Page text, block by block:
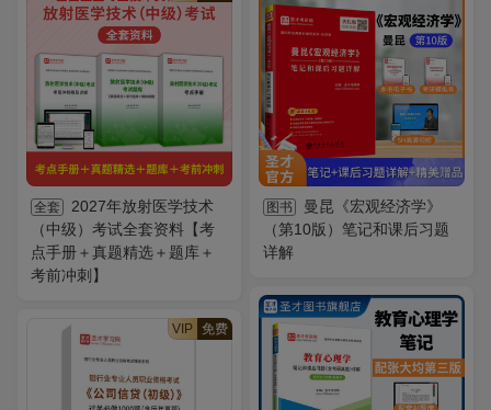
全套
2027年放射医学技术
（中级）考试全套资料【考
点手册＋真题精选＋题库＋
考前冲刺】
图书
曼昆《宏观经济学》
（第10版）笔记和课后习题
详解
VIP 免费